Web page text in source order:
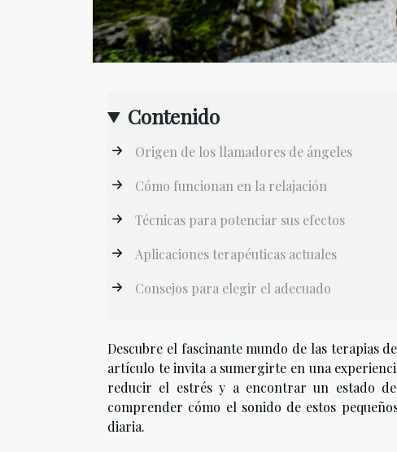
Contenido
Origen de los llamadores de ángeles
Cómo funcionan en la relajación
Técnicas para potenciar sus efectos
Aplicaciones terapéuticas actuales
Consejos para elegir el adecuado
Descubre el fascinante mundo de las terapias
artículo te invita a sumergirte en una
reducir el estrés y a encontrar un estado
comprender cómo el sonido de estos
diaria.